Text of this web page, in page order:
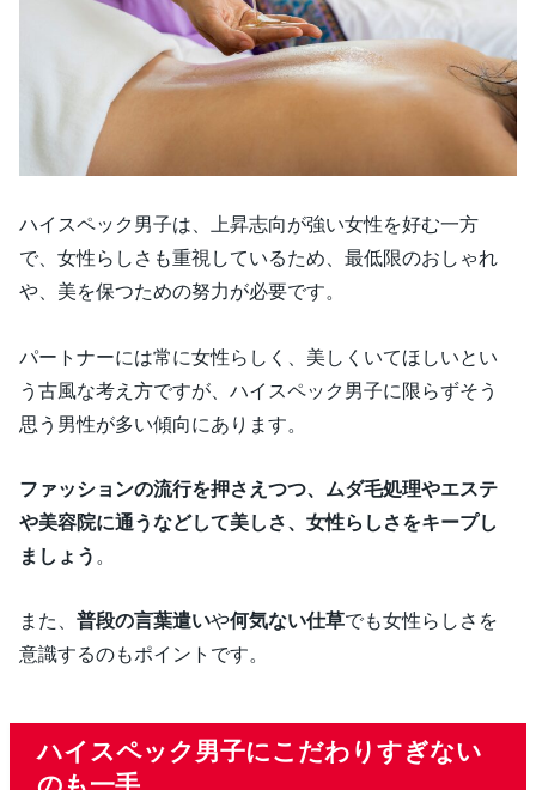
ハイスペック男子は、上昇志向が強い女性を好む一方
で、女性らしさも重視しているため、最低限のおしゃれ
や、美を保つための努力が必要です。
パートナーには常に女性らしく、美しくいてほしいとい
う古風な考え方ですが、ハイスペック男子に限らずそう
思う男性が多い傾向にあります。
ファッションの流行を押さえつつ、ムダ毛処理やエステ
や美容院に通うなどして美しさ、女性らしさをキープし
ましょう 。
また、普段の言葉遣いや何気ない仕草でも女性らしさを
意識するのもポイントです。
ハイスペック男子にこだわりすぎない
のも一手